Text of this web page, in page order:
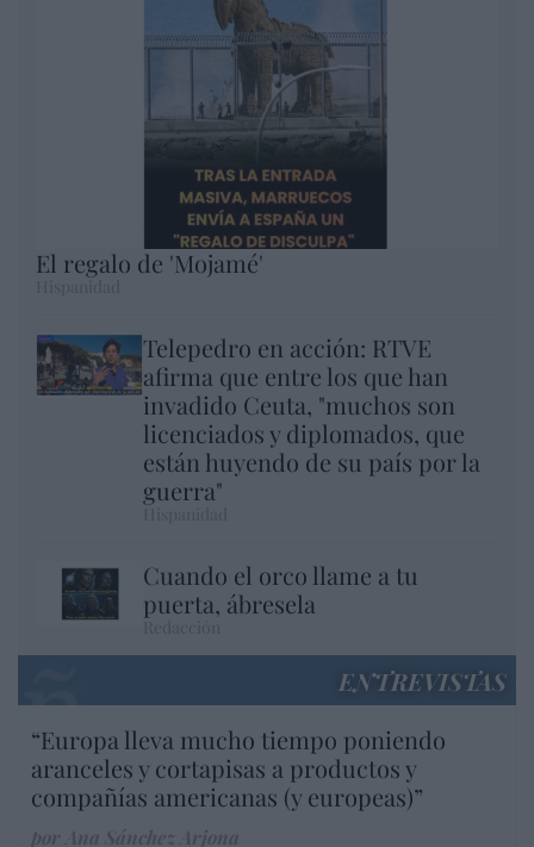
El regalo de 'Mojamé'
Telepedro en acción: RTVE
afirma que entre los que han
invadido Ceuta, "muchos son
licenciados y diplomados, que
están huyendo de su país por la
guerra"
Cuando el orco llame a tu
puerta, ábresela
ENTREVISTAS
“Europa lleva mucho tiempo poniendo
aranceles y cortapisas a productos y
compañías americanas (y europeas)”